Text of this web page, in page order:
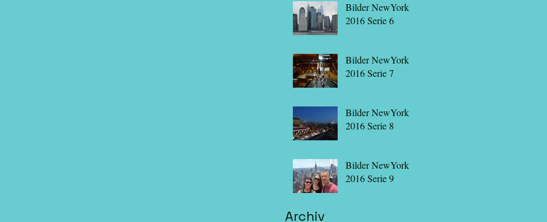
Bilder NewYork
2016 Serie 6
Bilder NewYork
2016 Serie 7
Bilder NewYork
2016 Serie 8
Bilder NewYork
2016 Serie 9
Archiv